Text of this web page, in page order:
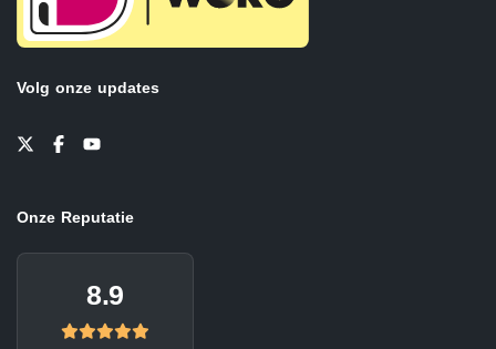
Volg onze updates
Onze Reputatie
8.9